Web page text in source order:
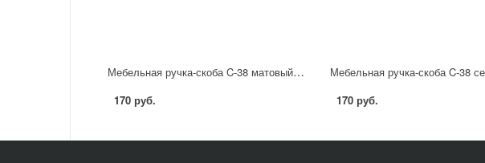
Мебельная ручка-скоба C-38 матовый черный 160 мм
170 руб. 170 руб.